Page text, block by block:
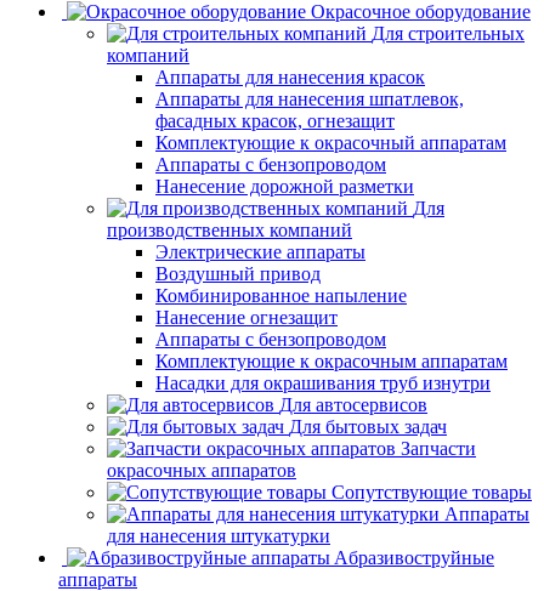
Окрасочное оборудование
Для строительных
компаний
Аппараты для нанесения красок
Аппараты для нанесения шпатлевок,
фасадных красок, огнезащит
Комплектующие к окрасочный аппаратам
Аппараты с бензопроводом
Нанесение дорожной разметки
Для
производственных компаний
Электрические аппараты
Воздушный привод
Комбинированное напыление
Нанесение огнезащит
Аппараты с бензопроводом
Комплектующие к окрасочным аппаратам
Насадки для окрашивания труб изнутри
Для автосервисов
Для бытовых задач
Запчасти
окрасочных аппаратов
Сопутствующие товары
Аппараты
для нанесения штукатурки
Aбразивоструйные
аппараты